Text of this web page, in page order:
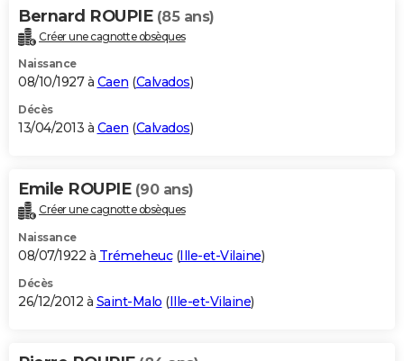
Bernard ROUPIE (85 ans)
Créer une cagnotte obsèques
Naissance
08/10/1927 à Caen (Calvados)
Décès
13/04/2013 à Caen (Calvados)
Emile ROUPIE (90 ans)
Créer une cagnotte obsèques
Naissance
08/07/1922 à Trémeheuc(Ille-et-Vilaine)
Décès
26/12/2012 à Saint-Malo (Ille-et-Vilaine)